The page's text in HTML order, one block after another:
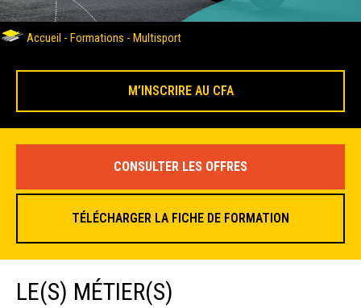
Accueil - Formations - Multisport
M’INSCRIRE AU CFA
CONSULTER LES OFFRES
TÉLÉCHARGER LA FICHE DE FORMATION
LE(S) MÉTIER(S)